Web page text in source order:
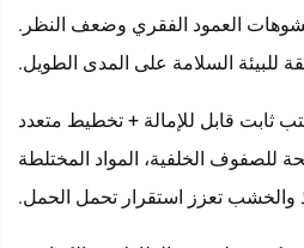
العمود الفقري وضعف النظر.
للبيئة السلامة على المدى الطويل.
ثابت قابل للإمالة + تخطيط متعدد
للصفوف الخلفية، المواد المختلطة
والخشب تعزز استقرار تحمل الحمل.